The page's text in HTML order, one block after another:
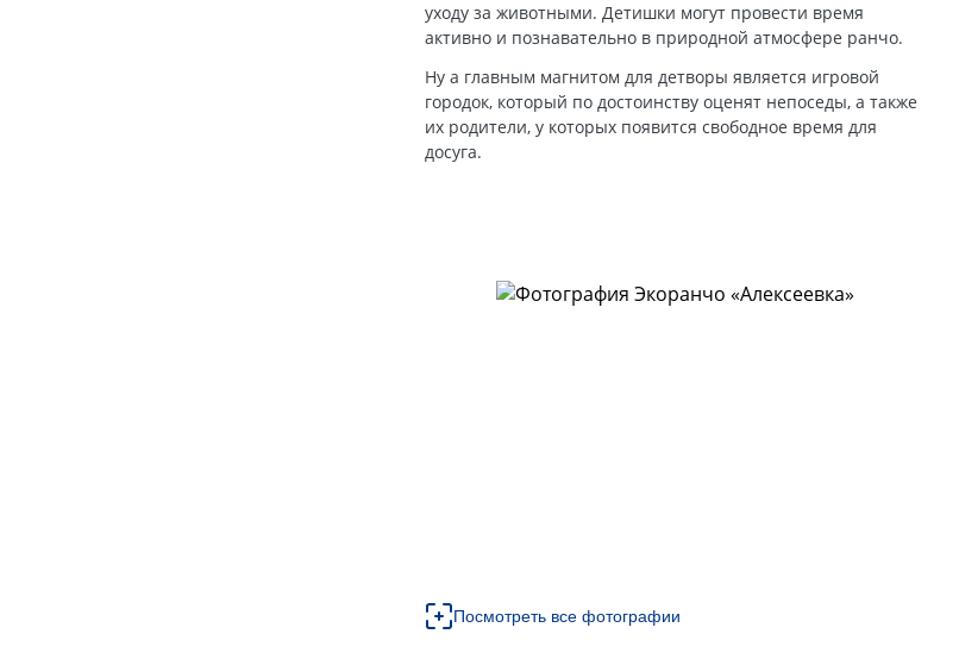
уходу за животными. Детишки могут провести время
активно и познавательно в природной атмосфере ранчо.
Ну а главным магнитом для детворы является игровой
городок, который по достоинству оценят непоседы, а также
их родители, у которых появится свободное время для
досуга.
Посмотреть все фотографии